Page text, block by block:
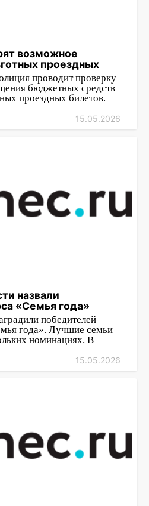
возможное
проездных
проводит проверку
бюджетных средств
проездных билетов.
15.05.2026
назвали
«Семья года»
победителей
года». Лучшие семьи
номинациях. В
15.05.2026